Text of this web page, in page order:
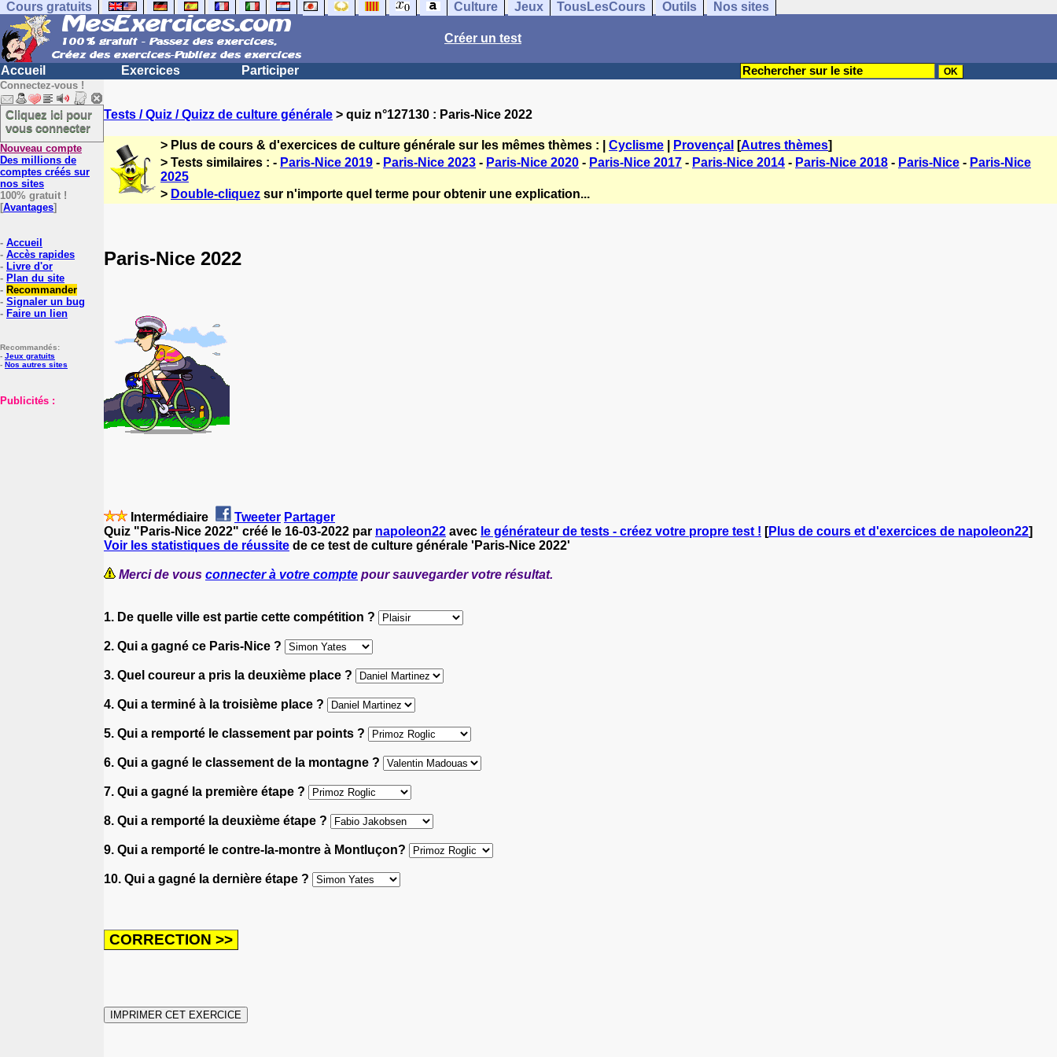
Cours gratuits Culture Jeux TousLesCours Outils Nos sites
Créer un test
Accueil Exercices Participer
Connectez-vous !
Cliquez ici pour
vous connecter
Nouveau compte
Des millions de
comptes créés sur
nos sites
100% gratuit !
[Avantages]
- Accueil
- Accès rapides
- Livre d'or
- Plan du site
- Recommander
- Signaler un bug
- Faire un lien
Recommandés:
- Jeux gratuits
- Nos autres sites
Publicités :
Tests / Quiz / Quizz de culture générale > quiz n°127130 : Paris-Nice 2022
> Plus de cours & d'exercices de culture générale sur les mêmes thèmes : | Cyclisme Provençal [Autres thèmes]
> Tests similaires : - Paris-Nice 2019 - Paris-Nice 2023 - Paris-Nice 2020 - Paris-Nice 2017 - Paris-Nice 2014 - Paris-Nice 2018 - Paris-Nice - Paris-Nice
2025
> Double-cliquez sur n'importe quel terme pour obtenir une explication...
Paris-Nice 2022
Intermédiaire Tweeter Partager
Quiz "Paris-Nice 2022" créé le 16-03-2022 par napoleon22 avec le générateur de tests - créez votre propre test ! [Plus de cours et d'exercices de napoleon22]
Voir les statistiques de réussite de ce test de culture générale 'Paris-Nice 2022'
Merci de vous connecter à votre compte pour sauvegarder votre résultat.
1. De quelle ville est partie cette compétition ?
2. Qui a gagné ce Paris-Nice ?
3. Quel coureur a pris la deuxième place ?
4. Qui a terminé à la troisième place ?
5. Qui a remporté le classement par points ?
6. Qui a gagné le classement de la montagne ?
7. Qui a gagné la première étape ?
8. Qui a remporté la deuxième étape ?
9. Qui a remporté le contre-la-montre à Montluçon?
10. Qui a gagné la dernière étape ?